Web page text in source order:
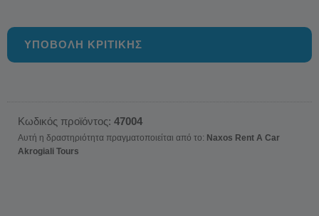
ΥΠΟΒΟΛΗ ΚΡΙΤΙΚΗΣ
Κωδικός προϊόντος: 47004
Αυτή η δραστηριότητα πραγματοποιείται από το: Naxos Rent A Car
Akrogiali Tours